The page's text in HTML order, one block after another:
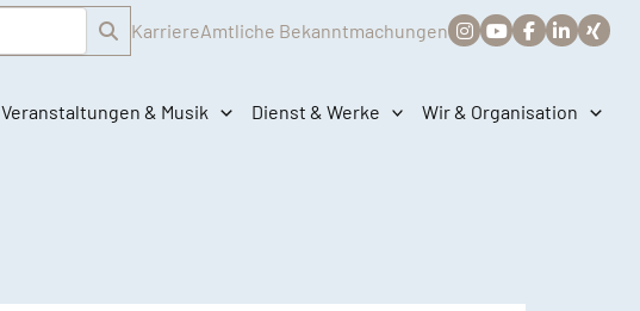
KarriereAmtliche Bekanntmachungen
Veranstaltungen & Musik Dienst & Werke Wir & Organisation